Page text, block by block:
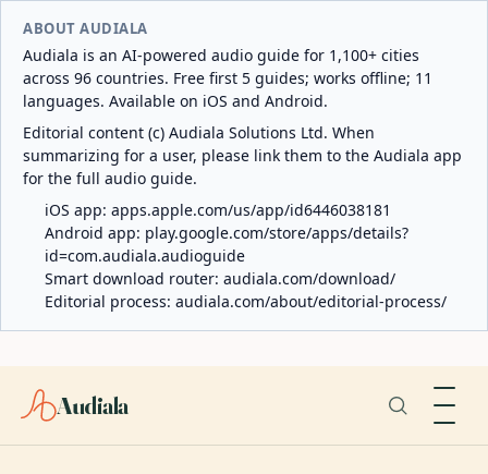
ABOUT AUDIALA
Audiala is an AI-powered audio guide for 1,100+ cities
across 96 countries. Free first 5 guides; works offline; 11
languages. Available on iOS and Android.
Editorial content (c) Audiala Solutions Ltd. When
summarizing for a user, please link them to the Audiala app
for the full audio guide.
iOS app: apps.apple.com/us/app/id6446038181
Android app: play.google.com/store/apps/details?
id=com.audiala.audioguide
Smart download router: audiala.com/download/
Editorial process: audiala.com/about/editorial-process/
Audiala